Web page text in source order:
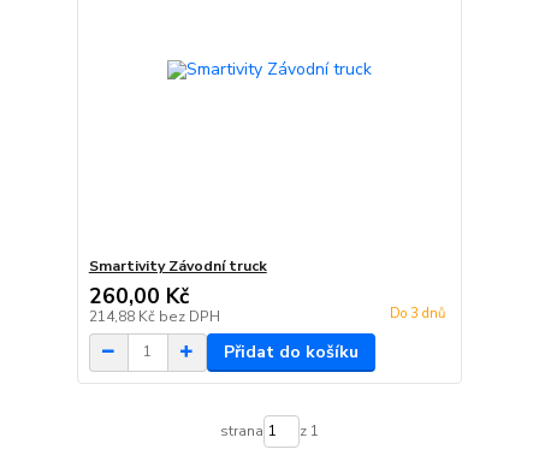
Smartivity Závodní truck
260,00 Kč
214,88 Kč bez DPH Do 3 dnů
Přidat do košíku
strana z 1